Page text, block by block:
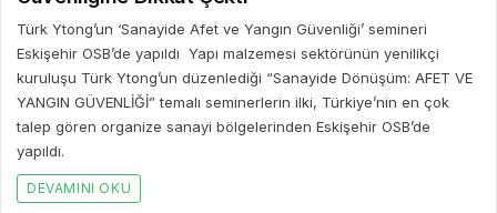
Türk Ytong’un ‘Sanayide Afet ve Yangın Güvenliği’ semineri
Eskişehir OSB’de yapıldı Yapı malzemesi sektörünün yenilikçi
kuruluşu Türk Ytong’un düzenlediği “Sanayide Dönüşüm: AFET VE
YANGIN GÜVENLİĞİ” temalı seminerlerin ilki, Türkiye’nin en çok
talep gören organize sanayi bölgelerinden Eskişehir OSB’de
yapıldı.
DEVAMINI OKU